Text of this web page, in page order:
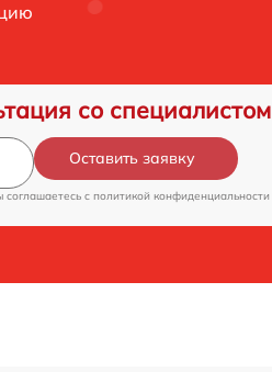
со специалистом
Оставить заявку
соглашаетесь c политикой конфиденциальности